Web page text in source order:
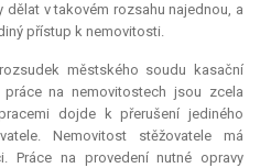
dělat v takovém rozsahu najednou, a
přístup k nemovitosti.
městského soudu kasační
na nemovitostech jsou zcela
dojde k přerušení jediného
Nemovitost stěžovatele má
Práce na provedení nutné opravy